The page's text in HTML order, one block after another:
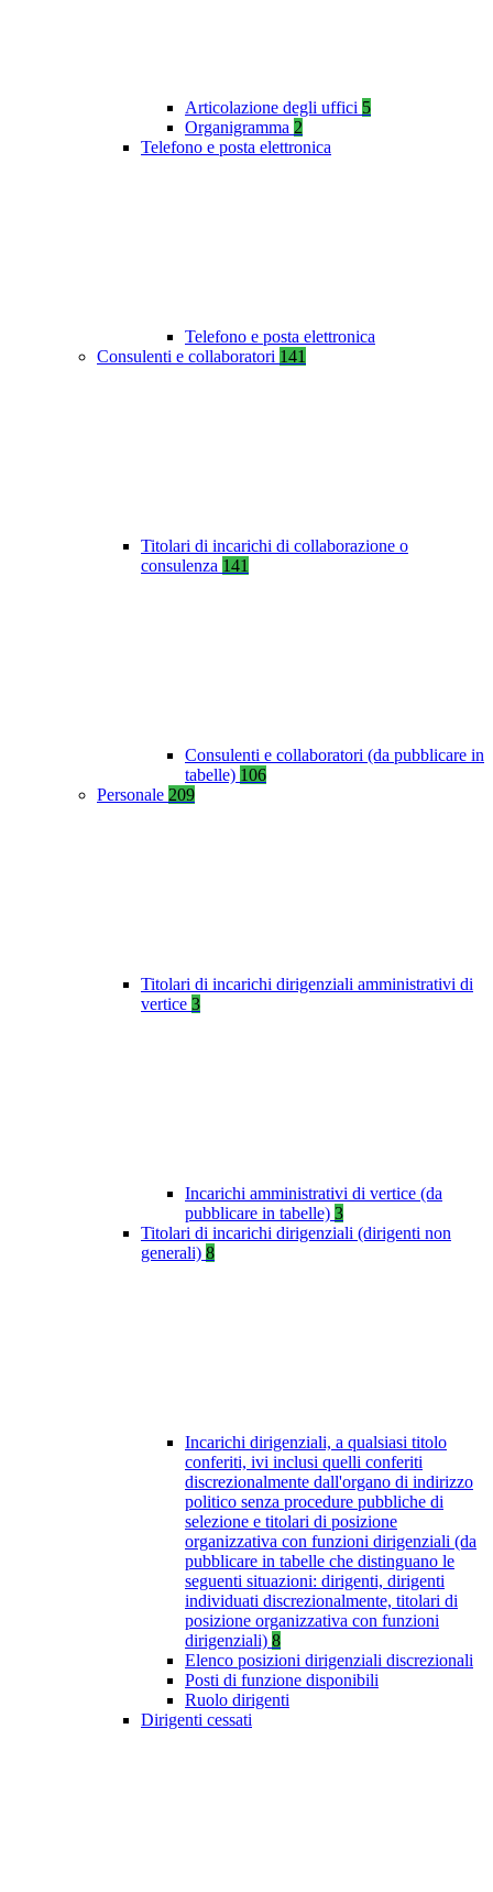
Articolazione degli uffici 5
Organigramma 2
Telefono e posta elettronica
Telefono e posta elettronica
Consulenti e collaboratori 141
Titolari di incarichi di collaborazione o
consulenza 141
Consulenti e collaboratori (da pubblicare in
tabelle) 106
Personale 209
Titolari di incarichi dirigenziali amministrativi di
vertice 3
Incarichi amministrativi di vertice (da
pubblicare in tabelle) 3
Titolari di incarichi dirigenziali (dirigenti non
generali) 8
Incarichi dirigenziali, a qualsiasi titolo
conferiti, ivi inclusi quelli conferiti
discrezionalmente dall'organo di indirizzo
politico senza procedure pubbliche di
selezione e titolari di posizione
organizzativa con funzioni dirigenziali (da
pubblicare in tabelle che distinguano le
seguenti situazioni: dirigenti, dirigenti
individuati discrezionalmente, titolari di
posizione organizzativa con funzioni
dirigenziali) 8
Elenco posizioni dirigenziali discrezionali
Posti di funzione disponibili
Ruolo dirigenti
Dirigenti cessati